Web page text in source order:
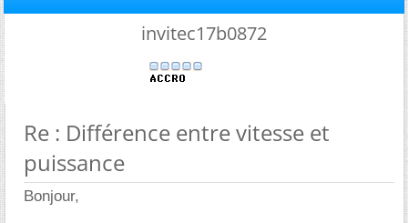
invitec17b0872
Re : Différence entre vitesse et
puissance
Bonjour,